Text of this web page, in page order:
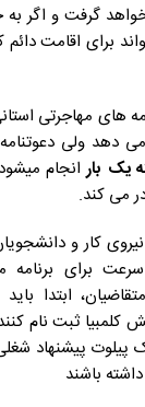
گرفت و اگر
برای اقامت دائم
های مهاجرتی
دهد ولی
یک بارانجام
کار و
برای برنامه
ابتدا
پیلوت پیشنهاد